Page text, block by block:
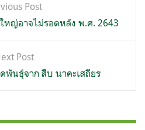
Post
หญ่อาจไม่รอดหลัง พ.ศ. 2643
Post
ดพันธุ์จาก สืบ นาคะเสถียร